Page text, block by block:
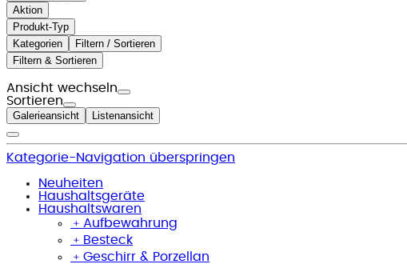
Aktion
Produkt-Typ
Kategorien
Filtern / Sortieren
Filtern & Sortieren
Ansicht wechseln
Sortieren
Galerieansicht Listenansicht
Kategorie-Navigation überspringen
Neuheiten
Haushaltsgeräte
Haushaltswaren
﹢ Aufbewahrung
﹢ Besteck
﹢ Geschirr & Porzellan